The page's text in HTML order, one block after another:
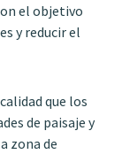
el objetivo
y reducir el
que los
de paisaje y
zona de